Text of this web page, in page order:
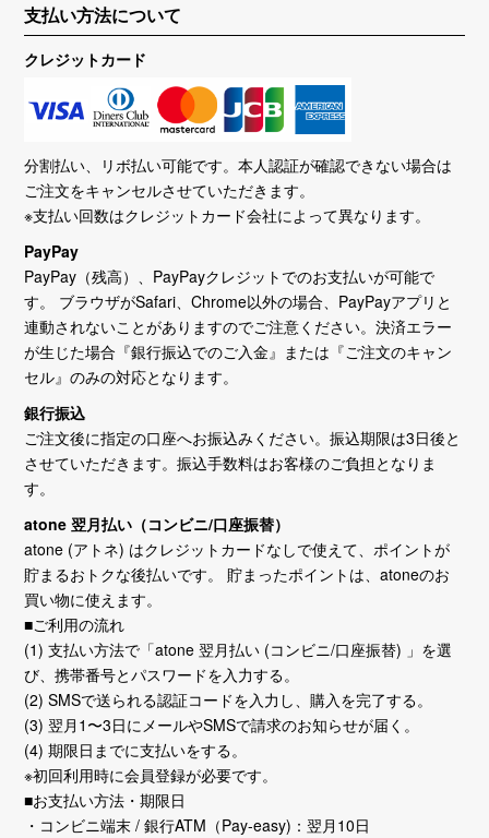
支払い方法について
クレジットカード
分割払い、リボ払い可能です。本人認証が確認できない場合は
ご注文をキャンセルさせていただきます。
※支払い回数はクレジットカード会社によって異なります。
PayPay
PayPay（残高）、PayPayクレジットでのお支払いが可能で
す。 ブラウザがSafari、Chrome以外の場合、PayPayアプリと
連動されないことがありますのでご注意ください。決済エラー
が生じた場合『銀行振込でのご入金』または『ご注文のキャン
セル』のみの対応となります。
銀行振込
ご注文後に指定の口座へお振込みください。振込期限は3日後と
させていただきます。振込手数料はお客様のご負担となりま
す。
atone 翌月払い（コンビニ/口座振替）
atone (アトネ) はクレジットカードなしで使えて、ポイントが
貯まるおトクな後払いです。 貯まったポイントは、atoneのお
買い物に使えます。
■ご利用の流れ
(1) 支払い方法で「atone 翌月払い (コンビニ/口座振替) 」を選
び、携帯番号とパスワードを入力する。
(2) SMSで送られる認証コードを入力し、購入を完了する。
(3) 翌月1〜3日にメールやSMSで請求のお知らせが届く。
(4) 期限日までに支払いをする。
※初回利用時に会員登録が必要です。
■お支払い方法・期限日
・コンビニ端末 / 銀行ATM（Pay-easy)：翌月10日